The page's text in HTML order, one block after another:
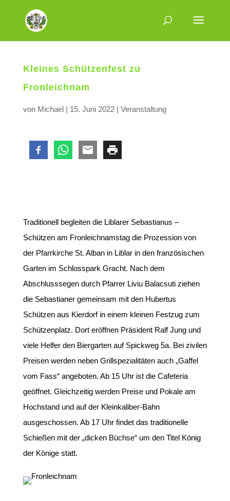
Kleines Schützenfest zu
Fronleichnam
von Michael| 15. Juni 2022| Veranstaltung
Traditionell begleiten die Liblarer Sebastianus –
Schützen am Fronleichnamstag die Prozession von
der Pfarrkirche St. Alban in Liblar in den französischen
Garten im Schlosspark Gracht. Nach dem
Abschlusssegen durch Pfarrer Liviu Balacsuti ziehen
die Sebastianer gemeinsam mit den Hubertus
Schützen aus Kierdorf in einem kleinen Festzug zum
Schützenplatz. Dort eröffnen Präsident Ralf Jung und
viele Helfer den Biergarten auf Spickweg 5a. Bei zivilen
Preisen werden neben Grillspezialitäten auch „Gaffel
vom Fass“ angeboten. Ab 15 Uhr ist die Cafeteria
geöffnet. Gleichzeitig werden Preise und Pokale am
Hochstand und auf der Kleinkaliber-Bahn
ausgeschossen. Ab 17 Uhr findet das traditionelle
Schießen mit der „dicken Büchse“ um den Titel König
der Könige statt.